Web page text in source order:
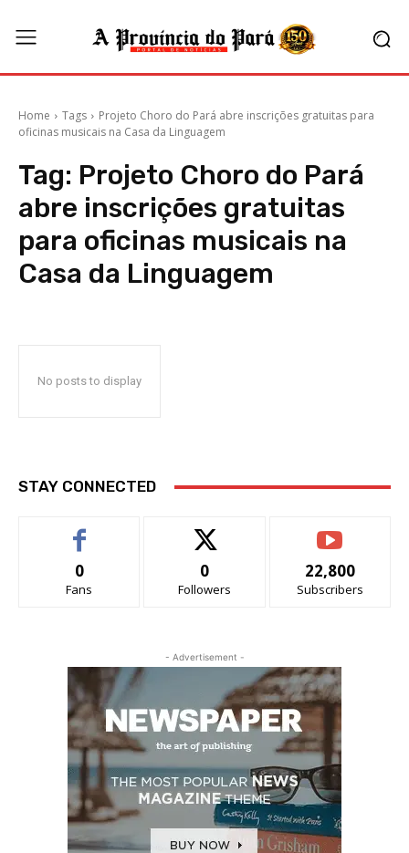
Home Tags
Projeto Choro do Pará abre inscrições gratuitas para
oficinas musicais na Casa da Linguagem
Tag: Projeto Choro do Pará
abre inscrições gratuitas
para oficinas musicais na
Casa da Linguagem
No posts to display
STAY CONNECTED
0
Fans
0
Followers
22,800
Subscribers
- Advertisement -